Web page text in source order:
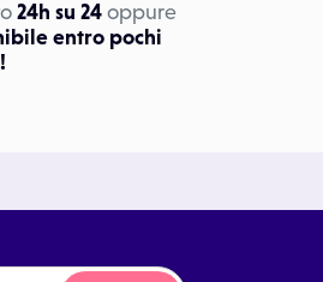
24h su 24 oppure
entro pochi